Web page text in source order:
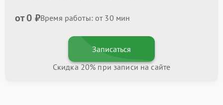
от 0 ₽Время работы: от 30 мин
Записаться
Скидка 20% при записи на сайте